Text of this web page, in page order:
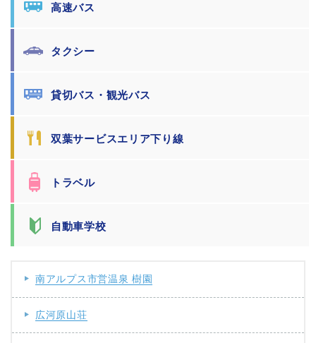
高速バス
タクシー
貸切バス・観光バス
双葉サービスエリア下り線
トラベル
自動車学校
南アルプス市営温泉 樹園
広河原山荘